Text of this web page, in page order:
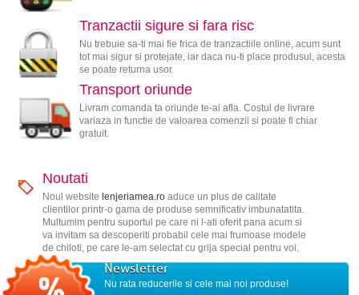
Tranzactii sigure si fara risc
Nu trebuie sa-ti mai fie frica de tranzactiile online, acum sunt
tot mai sigur si protejate, iar daca nu-ti place produsul, acesta
se poate returna usor.
Transport oriunde
Livram comanda ta oriunde te-ai afla. Costul de livrare
variaza in functie de valoarea comenzii si poate fi chiar
gratuit.
Noutati
Noul website lenjeriamea.roaduce un plus de calitate
clientilor printr-o gama de produse semnificativ imbunatatita.
Multumim pentru suportul pe care ni l-ati oferit pana acum si
va invitam sa descoperiti probabil cele mai frumoase modele
de chiloti, pe care le-am selectat cu grija special pentru voi.
Newsletter
Nu rata reducerile si cele mai noi produse!